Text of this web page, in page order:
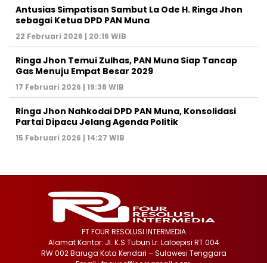
Antusias Simpatisan Sambut La Ode H. Ringa Jhon
sebagai Ketua DPD PAN Muna
22 Februari 2026 | 20:16 WIB
Ringa Jhon Temui Zulhas, PAN Muna Siap Tancap
Gas Menuju Empat Besar 2029
17 Februari 2026 | 19:38 WIB
Ringa Jhon Nahkodai DPD PAN Muna, Konsolidasi
Partai Dipacu Jelang Agenda Politik
15 Februari 2026 | 14:27 WIB
PT FOUR RESOLUSI INTERMEDIA
Alamat Kantor: Jl. K.S Tubun Lr. Laloepisi RT 004
RW 002 Baruga Kota Kendari – Sulawesi Tenggara